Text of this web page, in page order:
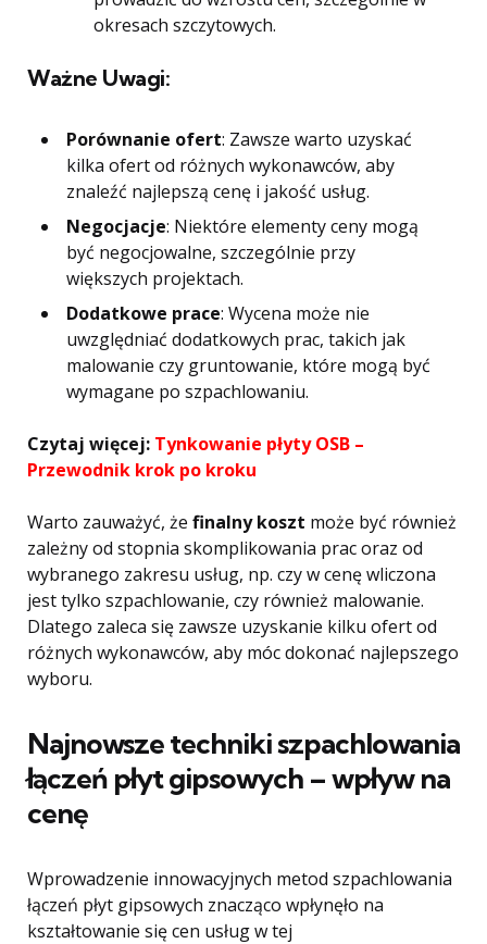
okresach szczytowych.
Ważne Uwagi:
Porównanie ofert: Zawsze warto uzyskać
kilka ofert od różnych wykonawców, aby
znaleźć najlepszą cenę i jakość usług.
Negocjacje: Niektóre elementy ceny mogą
być negocjowalne, szczególnie przy
większych projektach.
Dodatkowe prace: Wycena może nie
uwzględniać dodatkowych prac, takich jak
malowanie czy gruntowanie, które mogą być
wymagane po szpachlowaniu.
Czytaj więcej: Tynkowanie płyty OSB –
Przewodnik krok po kroku
Warto zauważyć, że finalny koszt może być również
zależny od stopnia skomplikowania prac oraz od
wybranego zakresu usług, np. czy w cenę wliczona
jest tylko szpachlowanie, czy również malowanie.
Dlatego zaleca się zawsze uzyskanie kilku ofert od
różnych wykonawców, aby móc dokonać najlepszego
wyboru.
Najnowsze techniki szpachlowania
łączeń płyt gipsowych – wpływ na
cenę
Wprowadzenie innowacyjnych metod szpachlowania
łączeń płyt gipsowych znacząco wpłynęło na
kształtowanie się cen usług w tej